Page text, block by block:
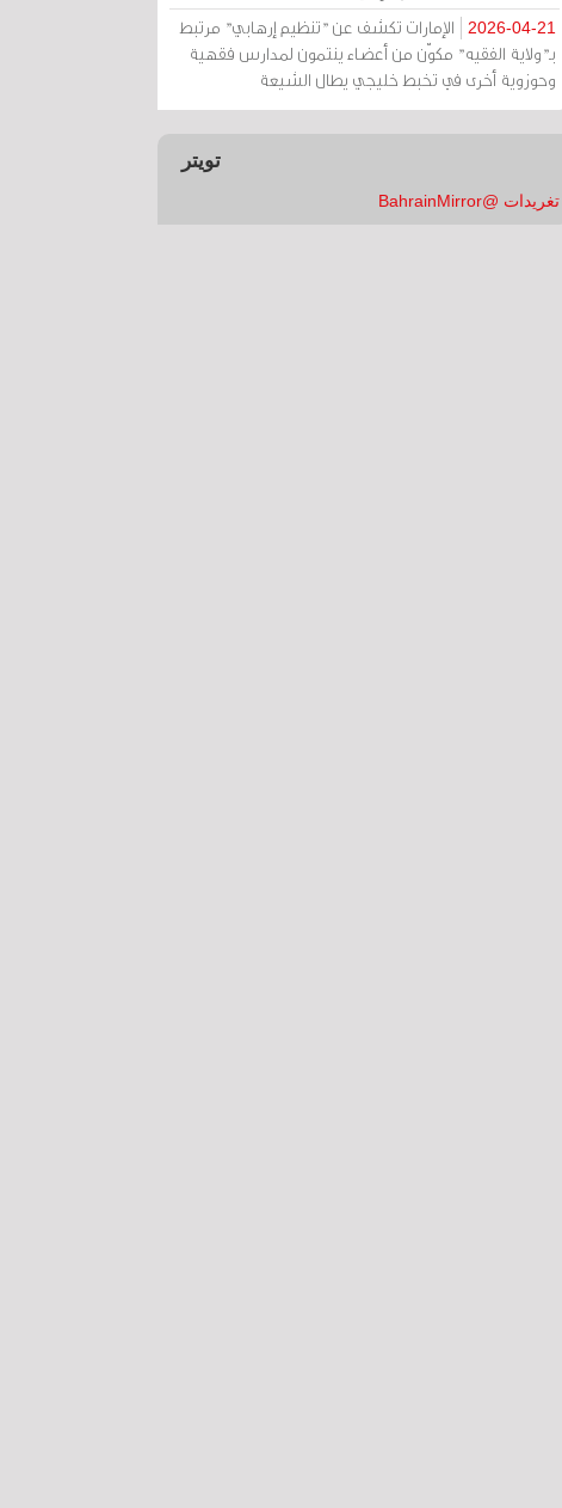
2026-04-21
الإمارات تكشف عن "تنظيم إرهابي" مرتبط
بـ"ولاية الفقيه" مكوّن من أعضاء ينتمون لمدارس فقهية
وحوزوية أخرى في تخبط خليجي يطال الشيعة
تويتر
تغريدات @BahrainMirror